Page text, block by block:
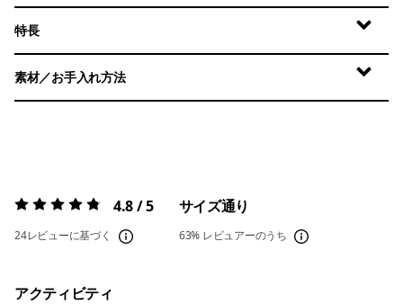
特長
素材／お手入れ方法
評価:4.8 / 5 4.8 / 5
24レビューに基づく
サイズ通り
63% レビュアーのうち
アクティビティ